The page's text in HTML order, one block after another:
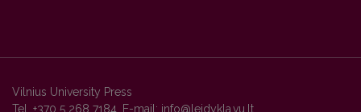
Vilnius University Press
Tel. +370 5 268 7184, E-mail: info@leidykla.vu.lt